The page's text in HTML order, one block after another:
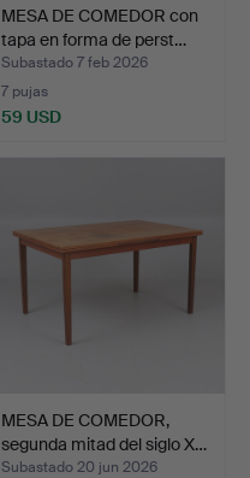
MESA DE COMEDOR con
tapa en forma de perst…
Subastado 7 feb 2026
7 pujas
59 USD
MESA DE COMEDOR,
segunda mitad del siglo X…
Subastado 20 jun 2026